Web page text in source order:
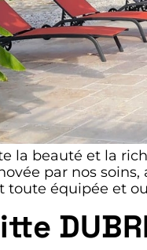
la beauté et la
par nos
toute équipée et